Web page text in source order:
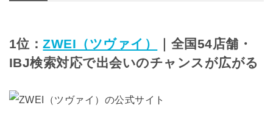
1位：ZWEI（ツヴァイ）
｜全国54店舗・
IBJ検索対応で出会いのチャンスが広がる